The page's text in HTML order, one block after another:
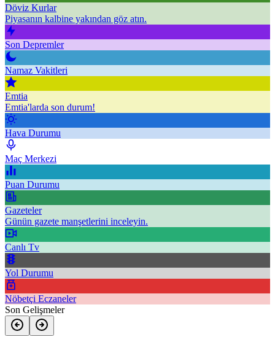
Döviz Kurlar
Piyasanın kalbine yakından göz atın.
Son Depremler
Namaz Vakitleri
Emtia
Emtia'larda son durum!
Hava Durumu
Maç Merkezi
Puan Durumu
Gazeteler
Günün gazete manşetlerini inceleyin.
Canlı Tv
Yol Durumu
Nöbetçi Eczaneler
Son Gelişmeler